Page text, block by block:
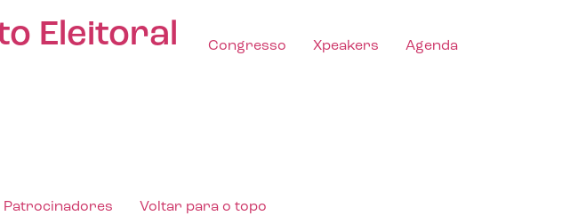
Eleitoral Congresso Xpeakers Agenda
Patrocinadores
Voltar para o topo